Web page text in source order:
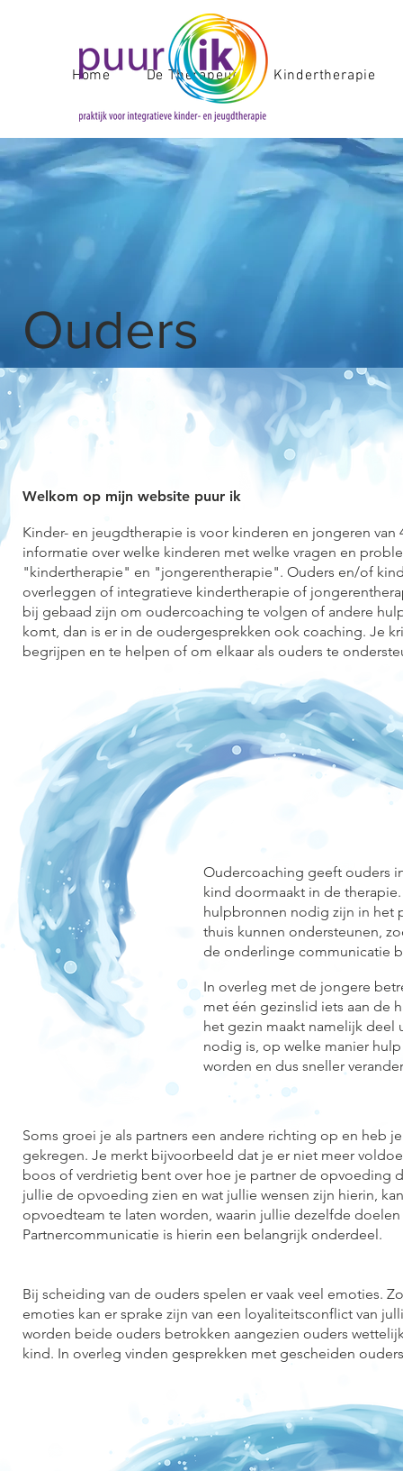
Home De Therapeut Kindertherapie
Ouders
Welkom op mijn website puur ik
Kinder- en jeugdtherapie is voor kinderen en jongeren
informatie over welke kinderen met welke vragen en
"kindertherapie" en "jongerentherapie". Ouders en/of
overleggen of integratieve kindertherapie of
bij gebaad zijn om oudercoaching te volgen of andere
komt, dan is er in de oudergesprekken ook coaching. Je
begrijpen en te helpen of om elkaar als ouders te
Oudercoaching geeft ouders
kind doormaakt in de
hulpbronnen nodig zijn in het
thuis kunnen ondersteunen,
de onderlinge communicatie
In overleg met de jongere
met één gezinslid iets aan de
het gezin maakt namelijk deel
nodig is, op welke manier
worden en dus sneller
Soms groei je als partners een andere richting op en heb
gekregen. Je merkt bijvoorbeeld dat je er niet meer
boos of verdrietig bent over hoe je partner de opvoeding
jullie de opvoeding zien en wat jullie wensen zijn hierin,
opvoedteam te laten worden, waarin jullie dezelfde
Partnercommunicatie is hierin een belangrijk onderdeel.
Bij scheiding van de ouders spelen er vaak veel emoties.
emoties kan er sprake zijn van een loyaliteitsconflict van
worden beide ouders betrokken aangezien ouders
kind. In overleg vinden gesprekken met gescheiden